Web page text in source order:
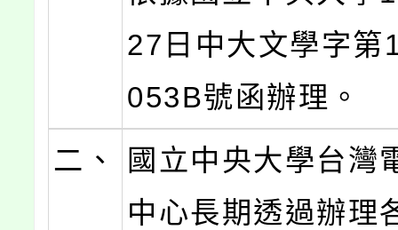
27日中大文學字第
053B號函辦理。
二、
國立中央大學台灣
中心長期透過辦理